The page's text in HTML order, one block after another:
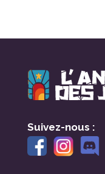
Suivez-nous :